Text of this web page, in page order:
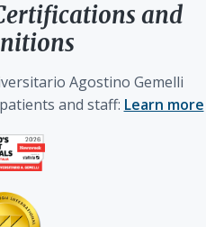
and
Agostino Gemelli
and staff: Learn more